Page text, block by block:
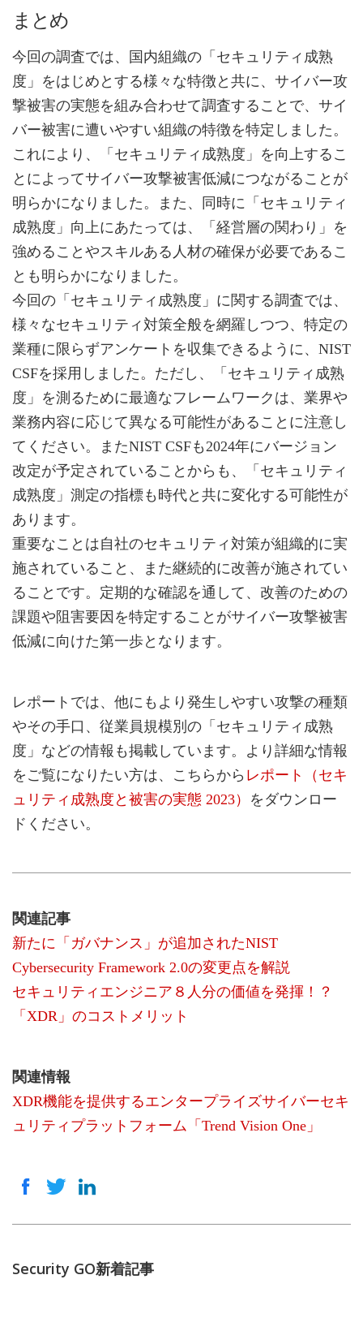
まとめ
今回の調査では、国内組織の「セキュリティ成熟
度」をはじめとする様々な特徴と共に、サイバー攻
撃被害の実態を組み合わせて調査することで、サイ
バー被害に遭いやすい組織の特徴を特定しました。
これにより、「セキュリティ成熟度」を向上するこ
とによってサイバー攻撃被害低減につながることが
明らかになりました。また、同時に「セキュリティ
成熟度」向上にあたっては、「経営層の関わり」を
強めることやスキルある人材の確保が必要であるこ
とも明らかになりました。
今回の「セキュリティ成熟度」に関する調査では、
様々なセキュリティ対策全般を網羅しつつ、特定の
業種に限らずアンケートを収集できるように、NIST
CSFを採用しました。ただし、「セキュリティ成熟
度」を測るために最適なフレームワークは、業界や
業務内容に応じて異なる可能性があることに注意し
てください。またNIST CSFも2024年にバージョン
改定が予定されていることからも、「セキュリティ
成熟度」測定の指標も時代と共に変化する可能性が
あります。
重要なことは自社のセキュリティ対策が組織的に実
施されていること、また継続的に改善が施されてい
ることです。定期的な確認を通して、改善のための
課題や阻害要因を特定することがサイバー攻撃被害
低減に向けた第一歩となります。
レポートでは、他にもより発生しやすい攻撃の種類
やその手口、従業員規模別の「セキュリティ成熟
度」などの情報も掲載しています。より詳細な情報
をご覧になりたい方は、こちらから レポート（セキ
ュリティ成熟度と被害の実態 2023） をダウンロー
ドください。
関連記事
新たに「ガバナンス」が追加されたNIST
Cybersecurity Framework 2.0の変更点を解説
セキュリティエンジニア８人分の価値を発揮！？
「XDR」のコストメリット
関連情報
XDR機能を提供するエンタープライズサイバーセキ
ュリティプラットフォーム「Trend Vision One」
Security GO新着記事